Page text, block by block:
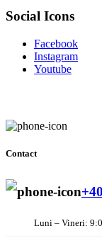
Social Icons
Facebook
Instagram
Youtube
Contact
Luni – Vineri: